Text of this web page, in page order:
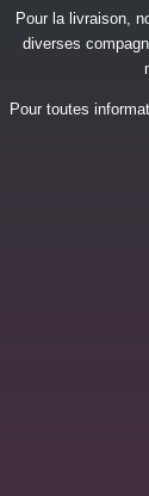
Pour la livraison,
diverses
Pour toutes